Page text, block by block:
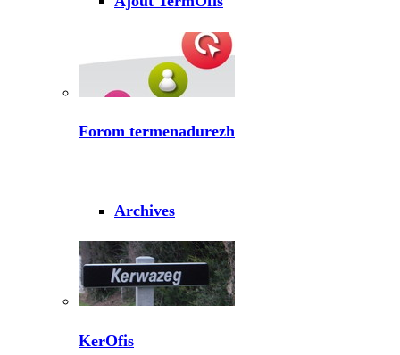
Forom termenadurezh
Archives
KerOfis